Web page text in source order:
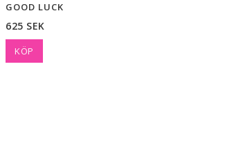
GOOD LUCK
625 SEK
KÖP